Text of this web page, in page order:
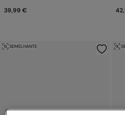
39,99 €
SEMELHANTE